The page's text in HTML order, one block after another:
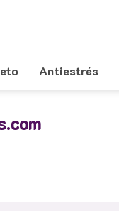
Antiestrés